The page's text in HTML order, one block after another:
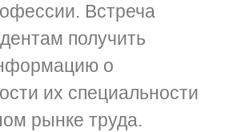
Встреча
получить
о
их специальности
рынке труда.